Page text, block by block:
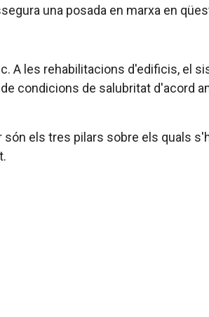
una posada en marxa en
A les rehabilitacions d'edificis, el
condicions de salubritat d'acord
els tres pilars sobre els quals